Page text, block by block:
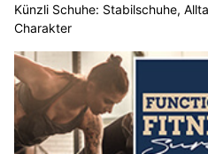
Künzli Schuhe: Stabilschuhe,
Charakter